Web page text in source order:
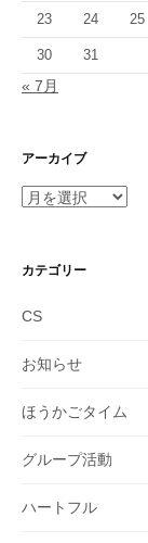
23 24 25
30 31
« 7月
アーカイブ
ア
イ
カテゴリー
CS
お知らせ
ほうかごタイム
グループ活動
ハートフル